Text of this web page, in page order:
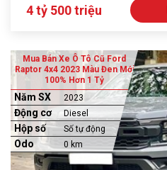
4 tỷ 500 triệu
Mua Bán Xe Ô Tô Cũ Ford
Raptor 4x4 2023 Màu Đen Mới
100% Hơn 1 Tỷ
Năm SX 2023
Động cơ Diesel
Hộp số Số tự động
Odo 0 km